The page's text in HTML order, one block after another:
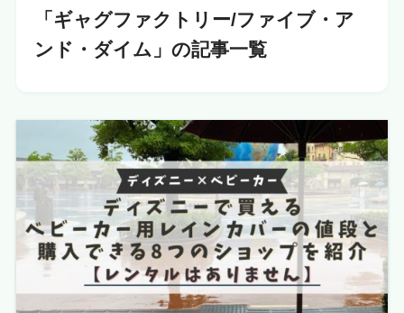
「ギャグファクトリー/ファイブ・ア
ンド・ダイム」の記事一覧